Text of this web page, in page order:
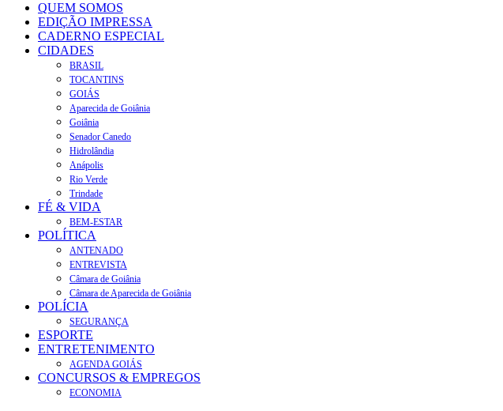
QUEM SOMOS
EDIÇÃO IMPRESSA
CADERNO ESPECIAL
CIDADES
BRASIL
TOCANTINS
GOIÁS
Aparecida de Goiânia
Goiânia
Senador Canedo
Hidrolândia
Anápolis
Rio Verde
Trindade
FÉ & VIDA
BEM-ESTAR
POLÍTICA
ANTENADO
ENTREVISTA
Câmara de Goiânia
Câmara de Aparecida de Goiânia
POLÍCIA
SEGURANÇA
ESPORTE
ENTRETENIMENTO
AGENDA GOIÁS
CONCURSOS & EMPREGOS
ECONOMIA